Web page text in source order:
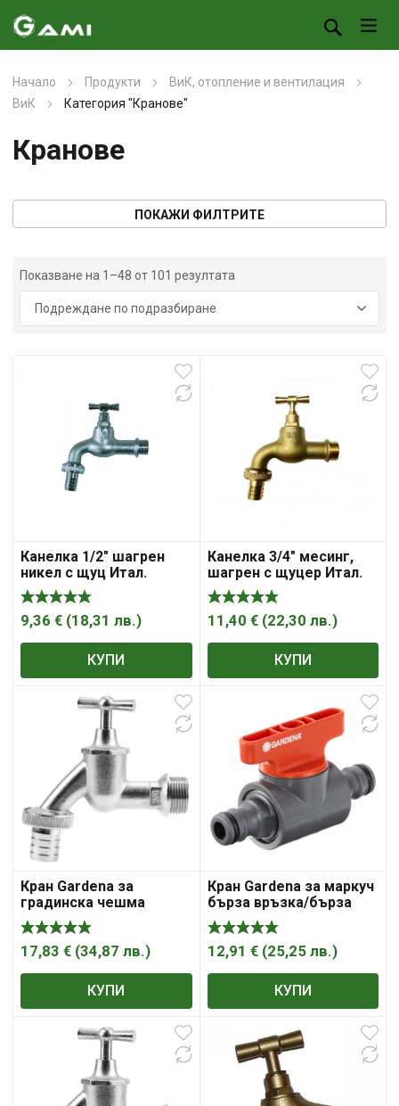
Начало Продукти
ВиК, отопление и вентилация
ВиК
Категория "Кранове"
Кранове
ПОКАЖИ ФИЛТРИТЕ
Показване на 1–48 от 101 резултата
Канелка 1/2″ шагрен
никел с щуц Итал.
9,36 € (18,31 лв.)
КУПИ
Канелка 3/4″ месинг,
шагрен с щуцер Итал.
11,40 € (22,30 лв.)
КУПИ
Кран Gardena за
градинска чешма
кеклов с щуцер за
маркуч 0 kg
17,83 € (34,87 лв.)
КУПИ
Кран Gardena за маркуч
бърза връзка/бърза
връзка бърза връзка
бърза връзка
12,91 € (25,25 лв.)
КУПИ